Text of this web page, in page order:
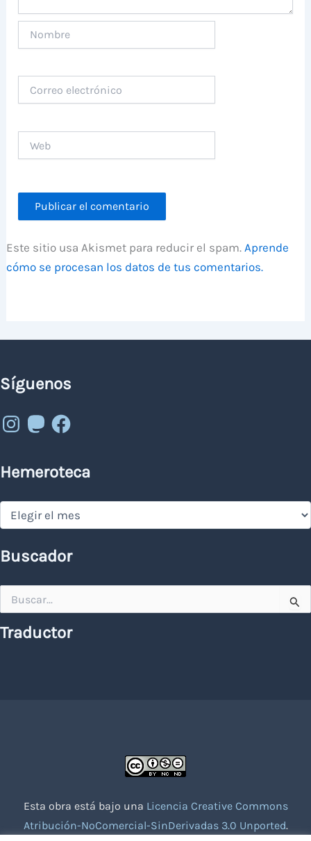
electrónico
Este sitio usa Akismet para reducir el spam.Aprende
cómo se procesan los datos de tus comentarios.
Síguenos
Instagram
MastodonFacebook
Hemeroteca
Hemeroteca
Buscador
por:
Traductor
Esta obra está bajo una Licencia Creative Commons
Atribución-NoComercial-SinDerivadas 3.0 Unported.